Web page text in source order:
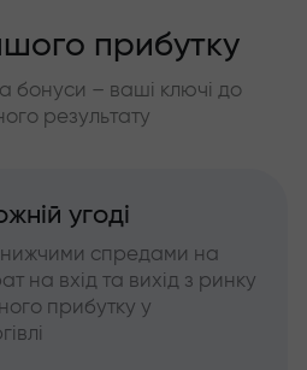
прибутку
бонуси – ваші ключі до
результату
угоді
спредами на
на вхід та вихід з ринку
прибутку у